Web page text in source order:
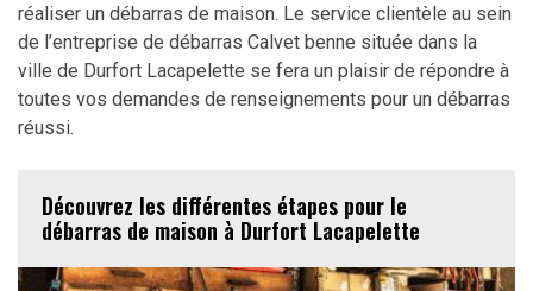
réaliser un débarras de maison. Le service clientèle au sein
de l’entreprise de débarras Calvet benne située dans la
ville de Durfort Lacapelette se fera un plaisir de répondre à
toutes vos demandes de renseignements pour un débarras
réussi.
Découvrez les différentes étapes pour le
débarras de maison à Durfort Lacapelette